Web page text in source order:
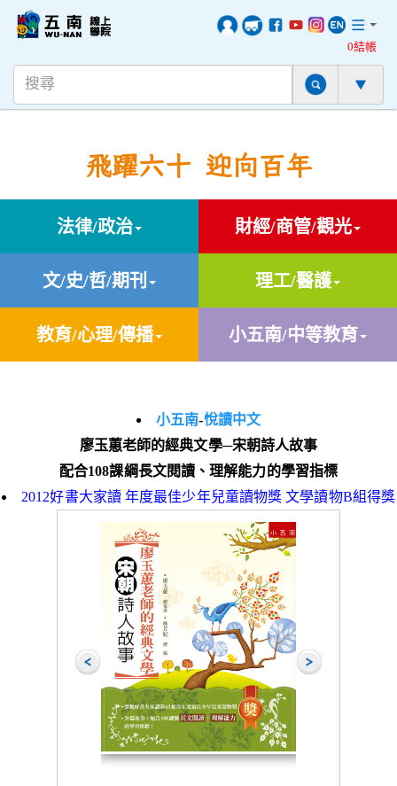
0結帳
飛躍六十 迎向百年
法律/政治 財經/商管/觀光
文/史/哲/期刊 理工/醫護
教育/心理/傳播 小五南/中等教育
小五南-悅讀中文
廖玉蕙老師的經典文學─宋朝詩人故事
配合108課綱長文閱讀、理解能力的學習指標
2012好書大家讀 年度最佳少年兒童讀物獎 文學讀物B組得獎